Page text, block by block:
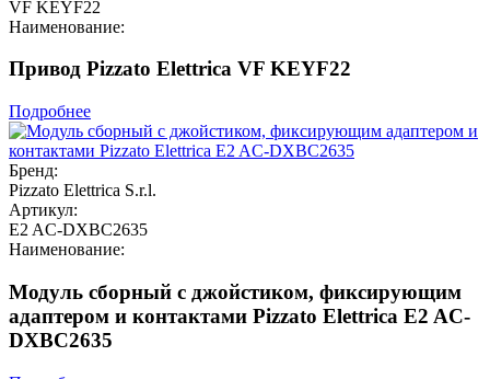
VF KEYF22
Наименование:
Привод Pizzato Elettrica VF KEYF22
Подробнее
Бренд:
Pizzato Elettrica S.r.l.
Артикул:
E2 AC-DXBC2635
Наименование:
Модуль сборный с джойстиком, фиксирующим
адаптером и контактами Pizzato Elettrica E2 AC-
DXBC2635